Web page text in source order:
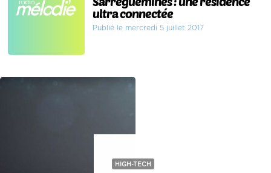
ultra connectée
Publié le mercredi 5 juillet 2017
HIGH-TECH